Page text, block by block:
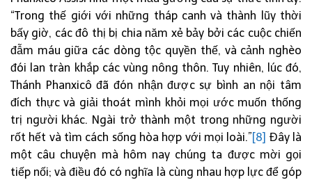
“Trong thế giới với những tháp canh và thành lũy thời
bấy giờ, các đô thị bị chia năm xẻ bảy bởi các cuộc chiến
đẫm máu giữa các dòng tộc quyền thế, và cảnh nghèo
đói lan tràn khắp các vùng nông thôn. Tuy nhiên, lúc đó,
Thánh Phanxicô đã đón nhận được sự bình an nội tâm
đích thực và giải thoát mình khỏi mọi ước muốn thống
trị người khác. Ngài trở thành một trong những người
rốt hết và tìm cách sống hòa hợp với mọi loài.”[8] Đây là
một câu chuyện mà hôm nay chúng ta được mời gọi
tiếp nối; và điều đó có nghĩa là cùng nhau hợp lực để góp